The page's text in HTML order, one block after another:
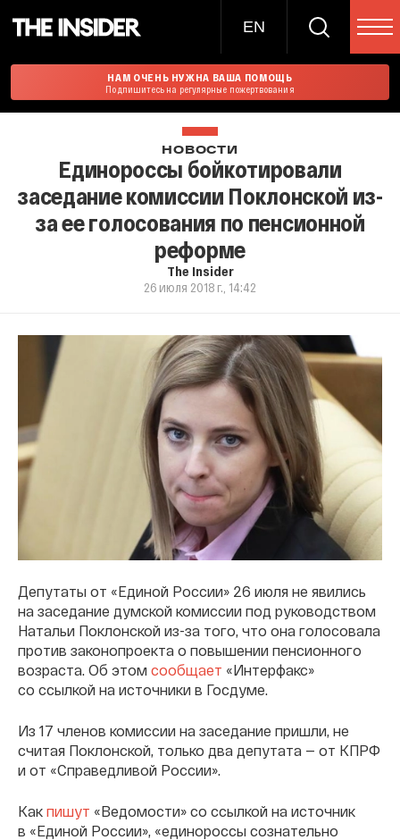
EN
НАМ ОЧЕНЬ НУЖНА ВАША ПОМОЩЬ
Подпишитесь на регулярные пожертвования
НОВОСТИ
Единороссы бойкотировали
заседание комиссии Поклонской из-
за ее голосования по пенсионной
реформе
The Insider
26 июля 2018 г., 14:42
Депутаты от «Единой России» 26 июля не явились
на заседание думской комиссии под руководством
Натальи Поклонской из-за того, что она голосовала
против законопроекта о повышении пенсионного
возраста. Об этом сообщает «Интерфакс»
со ссылкой на источники в Госдуме.
Из 17 членов комиссии на заседание пришли, не
считая Поклонской, только два депутата — от КПРФ
и от «Справедливой России».
Как пишут «Ведомости» со ссылкой на источник
в «Единой России», «единороссы сознательно